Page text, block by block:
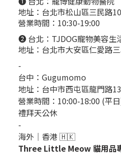
地址：台北市松山區三民路
營業時間：10:30-19:00
❷ 台北： TJDOG寵物美容生
地址：台北市大安區仁愛路
-
台中： Gugumomo
地址： 台中市西屯區龍門路
營業時間：10:00-18:00 (平
禮拜天公休
-
海外｜香港 🇭🇰
Three Little Meow 貓用品